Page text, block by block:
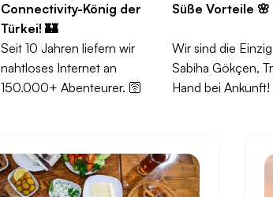
Connectivity-König der
Türkei! 🏰
Süße Vorteile 🌸
Seit 10 Jahren liefern wir
nahtloses Internet an
150.000+ Abenteurer. 🛜
Wir sind die
Sabiha Gökçen,
Hand bei